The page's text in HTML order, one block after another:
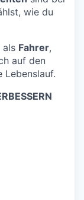
wie du
als Fahrer,
auf den
Lebenslauf.